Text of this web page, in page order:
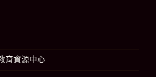
育資源中心